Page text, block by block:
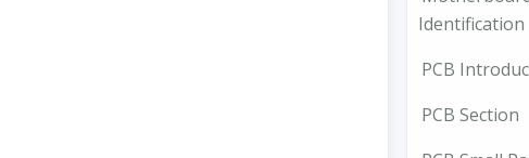
Identification
PCB
PCB Section